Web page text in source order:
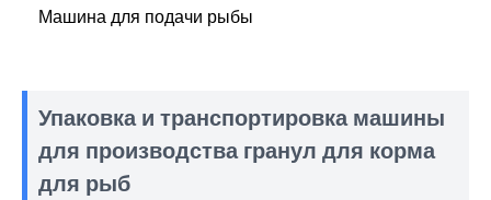
Машина для подачи рыбы
Упаковка и транспортировка машины
для производства гранул для корма
для рыб